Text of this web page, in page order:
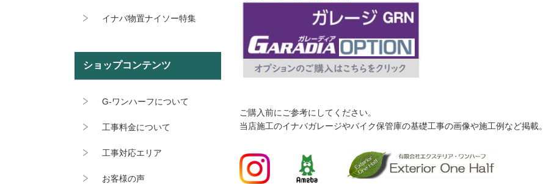
ご購入前にご参考にしてください。
当店施工のイナバガレージやバイク保管庫の基礎工事の画像や施工例など掲載。
イナバ物置ナイソー特集
ショップコンテンツ
G-ワンハーフについて
工事料金について
工事対応エリア
お客様の声